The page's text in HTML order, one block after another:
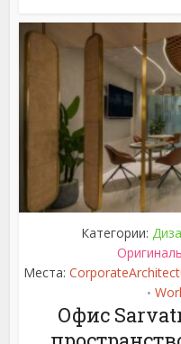
Категории:
Места:
•
Офис